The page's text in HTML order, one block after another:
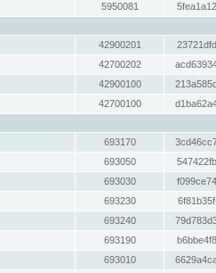
5950081
42900201
42700202
42900100
42700100
693170
693050
693030
693230
693240
693190
693010